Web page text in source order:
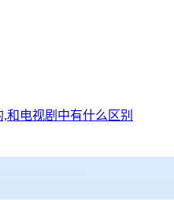
和电视剧中有什么区别